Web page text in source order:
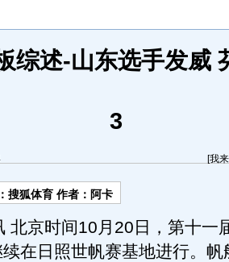
综述-山东选手发威
3
[我
搜狐体育作者：阿卡
京时间10月20日，第十一
在日照世帆赛基地进行。帆